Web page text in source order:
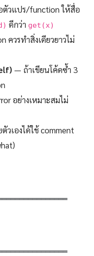
ตัวแปร/function ให้สื่อ
ดีกว่า get(x)
ควรทำสิ่งเดียวยาวไม่
— ถ้าเขียนโค้ดซ้ำ 3
อย่างเหมาะสมไม่
วเองได้ใช้ comment